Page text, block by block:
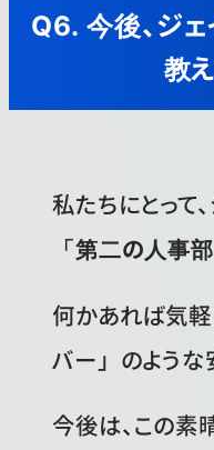
Q6. 今後、ジ
教
私たちにとって
「第二の人事
何かあれば気
バー」のような
今後は、この素